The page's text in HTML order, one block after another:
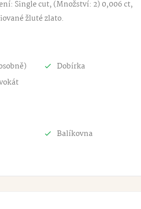
Single cut, (Množství: 2) 0,006 ct,
žluté zlato.
Dobírka
Balíkovna